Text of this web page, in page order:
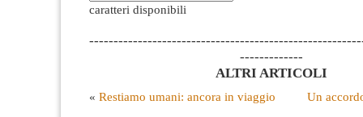
caratteri disponibili
-------------
ALTRI ARTICOLI
« Restiamo umani: ancora in viaggio Un